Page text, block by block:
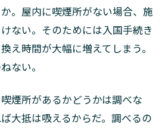
。屋内に喫煙所がない場合、施
ない。そのためには入国手続き
え時間が大幅に増えてしまう。
ない。
煙所があるかどうかは調べな
大抵は吸えるからだ。調べるの